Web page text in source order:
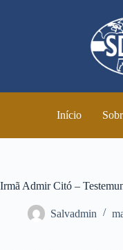
Início
Irmã Admir Citó –
Salvadmin